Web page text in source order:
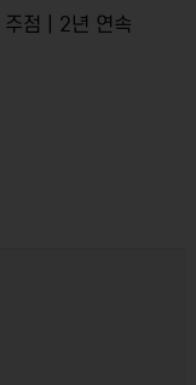
주점 | 2년 연속